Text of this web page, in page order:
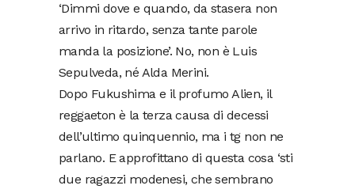
‘Dimmi dove e quando, da stasera non
arrivo in ritardo, senza tante parole
manda la posizione’. No, non è Luis
Sepulveda, né Alda Merini.
Dopo Fukushima e il profumo Alien, il
reggaeton è la terza causa di decessi
dell’ultimo quinquennio, ma i tg non ne
parlano. E approfittano di questa cosa ‘sti
due ragazzi modenesi, che sembrano